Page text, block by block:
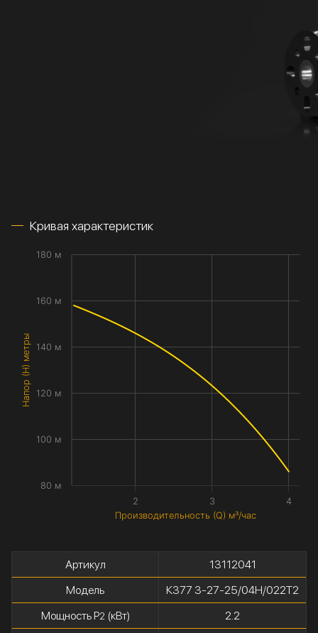
Кривая характеристик
Производительность (Q) м³/час
Напор (H) метры
2 3 4
80 м
100 м
120 м
140 м
160 м
180 м
Артикул
13112041
Модель
К377 3-27-25/04Н/022Т2
Мощность P2(кВт)
2.2